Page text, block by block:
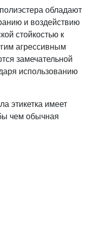
обладают
и воздействию
стойкостью к
агрессивным
замечательной
использованию
этикетка имеет
чем обычная